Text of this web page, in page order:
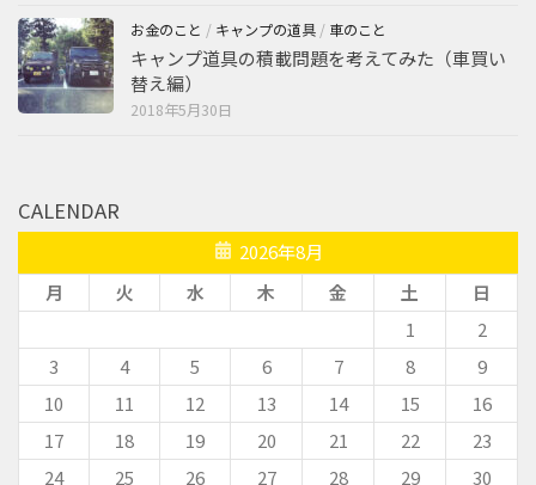
お金のこと / キャンプの道具 / 車のこと
キャンプ道具の積載問題を考えてみた（車買い
替え編）
2018年5月30日
CALENDAR
2026年8月
月
火 水 木 金 土
日
1
2
3
4 5 6 7 8
9
10
11 12 13 14 15
16
17
18 19 20 21 22
23
24
25 26 27 28 29 30